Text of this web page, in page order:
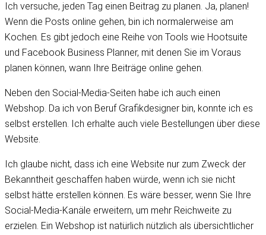
Ich versuche, jeden Tag einen Beitrag zu planen. Ja, planen!
Wenn die Posts online gehen, bin ich normalerweise am
Kochen. Es gibt jedoch eine Reihe von Tools wie Hootsuite
und Facebook Business Planner, mit denen Sie im Voraus
planen können, wann Ihre Beiträge online gehen.
Neben den Social-Media-Seiten habe ich auch einen
Webshop. Da ich von Beruf Grafikdesigner bin, konnte ich es
selbst erstellen. Ich erhalte auch viele Bestellungen über diese
Website.
Ich glaube nicht, dass ich eine Website nur zum Zweck der
Bekanntheit geschaffen haben würde, wenn ich sie nicht
selbst hätte erstellen können. Es wäre besser, wenn Sie Ihre
Social-Media-Kanäle erweitern, um mehr Reichweite zu
erzielen. Ein Webshop ist natürlich nützlich als übersichtlicher